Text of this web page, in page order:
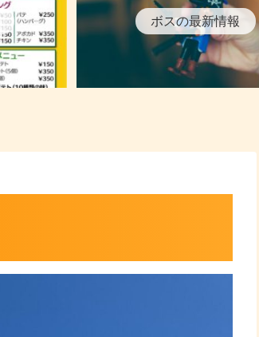
ボスの最新情報